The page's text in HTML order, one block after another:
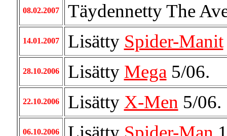
08.02.2007 Täydennetty The
14.01.2007 Lisätty Spider-Manit
28.10.2006 Lisätty Mega 5/06.
22.10.2006 Lisätty X-Men 5/06.
06.10.2006